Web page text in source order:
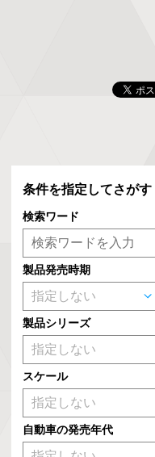
条件を指定してさがす
検索ワード
製品発売時期
製品シリーズ
スケール
自動車の発売年代